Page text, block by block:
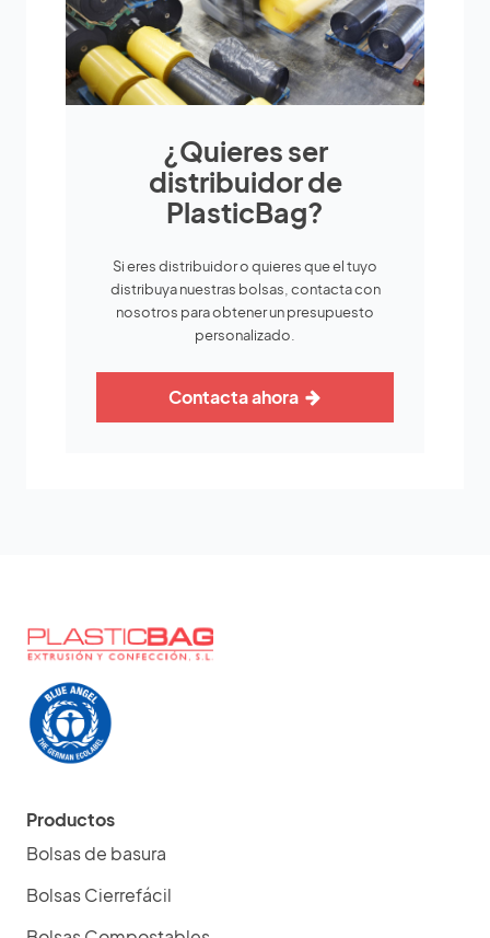
¿Quieres ser
distribuidor de
PlasticBag?
Si eres distribuidor o quieres que el tuyo
distribuya nuestras bolsas, contacta con
nosotros para obtener un presupuesto
personalizado.
Contacta ahora
Productos
Bolsas de basura
Bolsas Cierrefácil